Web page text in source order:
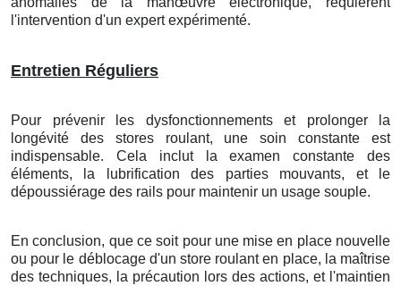
l'intervention d'un expert expérimenté.
Entretien Réguliers
Pour prévenir les dysfonctionnements et prolonger la
longévité des stores roulant, une soin constante est
indispensable. Cela inclut la examen constante des
éléments, la lubrification des parties mouvants, et le
dépoussiérage des rails pour maintenir un usage souple.
En conclusion, que ce soit pour une mise en place nouvelle
ou pour le déblocage d'un store roulant en place, la maîtrise
des techniques, la précaution lors des actions, et l'maintien